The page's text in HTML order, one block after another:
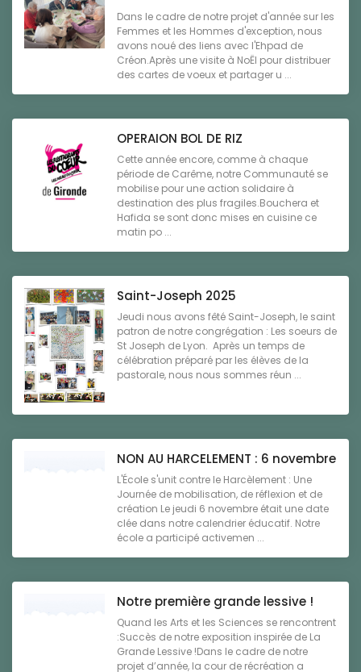
Dans le cadre de notre projet d'année sur les
Femmes et les Hommes d'exception, nous
avons noué des liens avec l'Ehpad de
Créon.Après une visite à NoËl pour distribuer
des cartes de voeux et partager u ...
OPERAION BOL DE RIZ
Cette année encore, comme à chaque
période de Carême, notre Communauté se
mobilise pour une action solidaire à
destination des plus fragiles.Bouchera et
Hafida se sont donc mises en cuisine ce
matin po ...
Saint-Joseph 2025
Jeudi nous avons fêté Saint-Joseph, le saint
patron de notre congrégation : Les soeurs de
St Joseph de Lyon. Après un temps de
célébration préparé par les élèves de la
pastorale, nous nous sommes réun ...
NON AU HARCELEMENT : 6 novembre
L'École s'unit contre le Harcèlement : Une
Journée de mobilisation, de réflexion et de
création Le jeudi 6 novembre était une date
clée dans notre calendrier éducatif. Notre
école a participé activemen ...
Notre première grande lessive !
Quand les Arts et les Sciences se rencontrent
:Succès de notre exposition inspirée de La
Grande Lessive !Dans le cadre de notre
projet d’année, la cour de récréation a